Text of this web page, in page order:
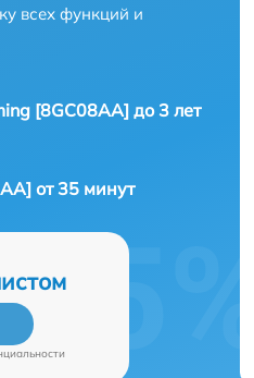
всех функций и
[8GC08AA] до 3 лет
от 35 минут